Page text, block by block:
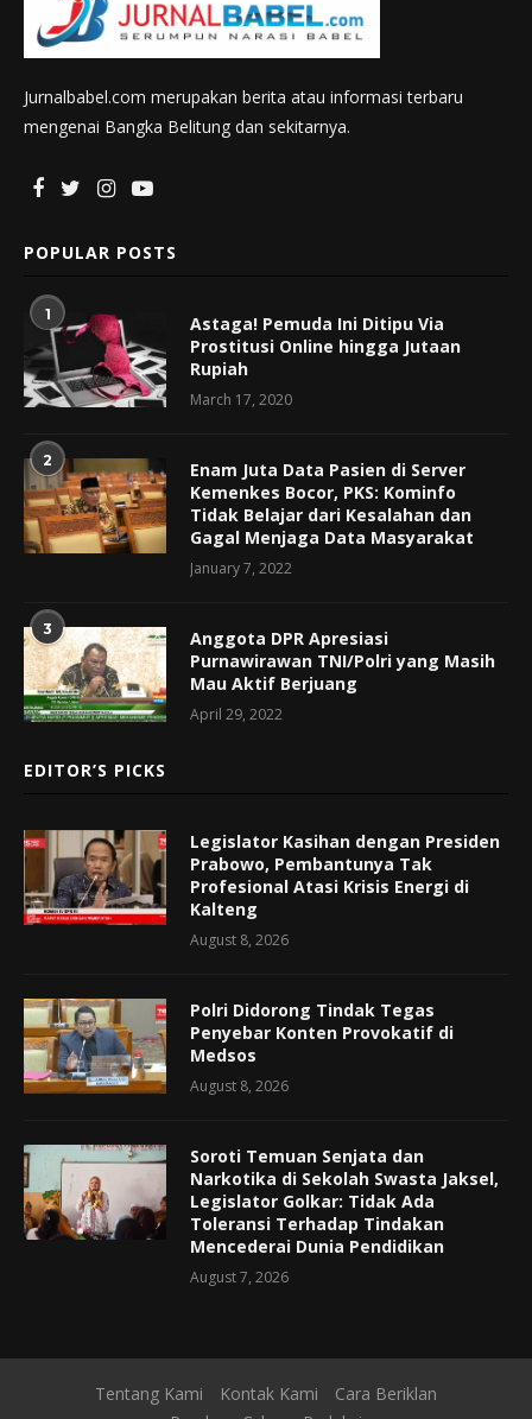
Jurnalbabel.com merupakan berita atau informasi terbaru
mengenai Bangka Belitung dan sekitarnya.
POPULAR POSTS
1
Astaga! Pemuda Ini Ditipu Via
Prostitusi Online hingga Jutaan
Rupiah
March 17, 2020
2
Enam Juta Data Pasien di Server
Kemenkes Bocor, PKS: Kominfo
Tidak Belajar dari Kesalahan dan
Gagal Menjaga Data Masyarakat
January 7, 2022
3
Anggota DPR Apresiasi
Purnawirawan TNI/Polri yang Masih
Mau Aktif Berjuang
April 29, 2022
EDITOR’S PICKS
Legislator Kasihan dengan Presiden
Prabowo, Pembantunya Tak
Profesional Atasi Krisis Energi di
Kalteng
August 8, 2026
Polri Didorong Tindak Tegas
Penyebar Konten Provokatif di
Medsos
August 8, 2026
Soroti Temuan Senjata dan
Narkotika di Sekolah Swasta Jaksel,
Legislator Golkar: Tidak Ada
Toleransi Terhadap Tindakan
Mencederai Dunia Pendidikan
August 7, 2026
Tentang Kami Kontak Kami
Cara Beriklan